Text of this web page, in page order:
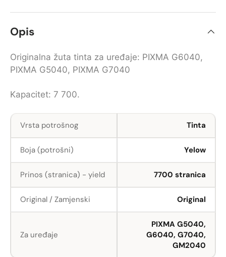
Opis
Originalna žuta tinta za uređaje: PIXMA G6040,
PIXMA G5040, PIXMA G7040
Kapacitet: 7 700.
Vrsta potrošnog Tinta
Boja (potrošni) Yelow
Prinos (stranica) - yield 7700 stranica
Original / Zamjenski Original
Za uređaje
PIXMA G5040,
G6040, G7040,
GM2040